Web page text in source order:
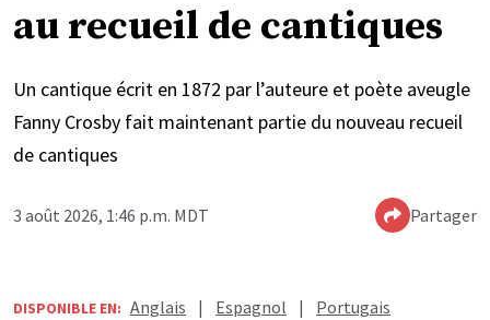
au recueil de cantiques
Un cantique écrit en 1872 par l’auteure et poète aveugle
Fanny Crosby fait maintenant partie du nouveau recueil
de cantiques
3 août 2026, 1:46 p.m. MDT Partager
DISPONIBLE EN: Anglais | Espagnol | Portugais